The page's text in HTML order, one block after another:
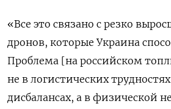
«Все это связано с резко
дронов, которые Украина
Проблема [на российском
не в логистических
дисбалансах, а в физической